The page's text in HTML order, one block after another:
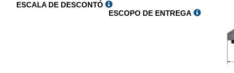
ESCALA DE DESCONTÓ
ESCOPO DE ENTREGA